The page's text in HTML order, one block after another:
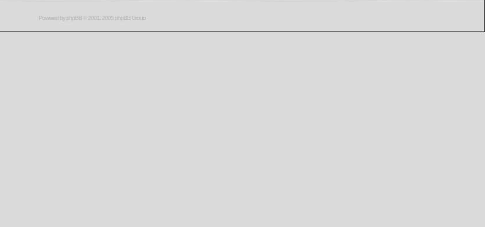
Powered byphpBB© 2001, 2005 phpBB Group